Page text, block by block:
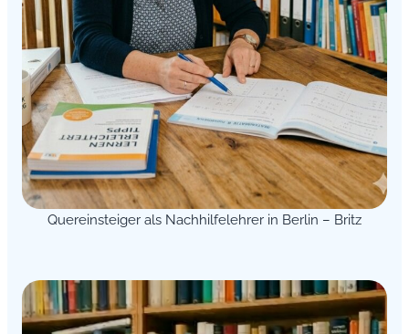
Quereinsteiger als Nachhilfelehrer in Berlin – Britz